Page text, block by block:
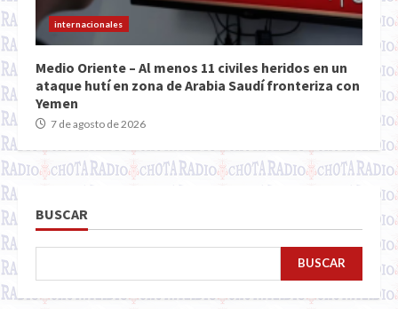
internacionales
Medio Oriente – Al menos 11 civiles heridos en un
ataque hutí en zona de Arabia Saudí fronteriza con
Yemen
7 de agosto de 2026
BUSCAR
BUSCAR